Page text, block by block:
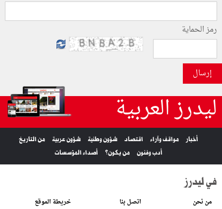
رمز الحماية
إرسال
ليدرز العربية
أخبار مواقف وآراء اقتصاد شؤون وطنية شؤون عربية
من التاريخ
أدب وفنون
من يكون؟ أصداء المؤسسات
في ليدرز
من نحن اتصل بنا خريطة الموقع